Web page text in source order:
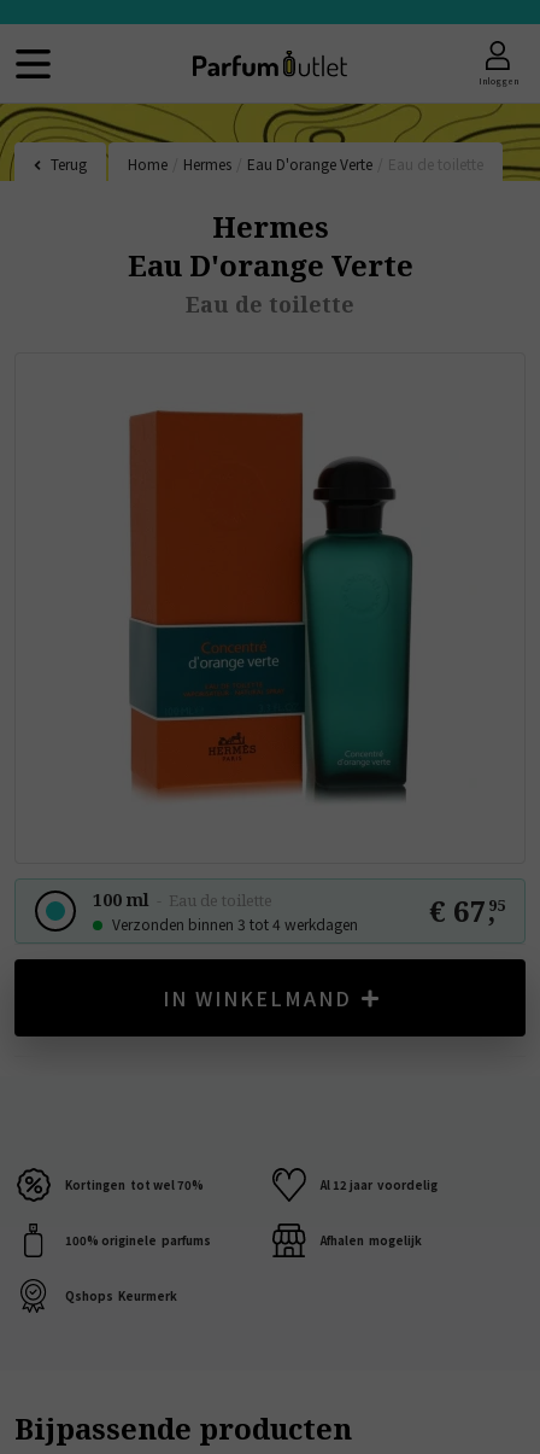
Inloggen
Terug Home Hermes Eau D'orange Verte
Hermes
Eau D'orange Verte
Eau de toilette
100 ml Eau de toilette
Verzonden binnen 3 tot 4 werkdagen € 67,
95
IN WINKELMAND
Kortingen tot wel 70% Al 12 jaar voordelig
100% originele parfums Afhalen mogelijk
Qshops Keurmerk
Bijpassende producten